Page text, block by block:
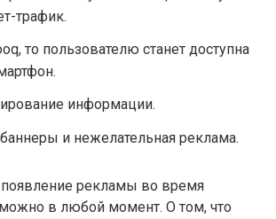
трафик.
то пользователю станет доступна
информации.
и нежелательная реклама.
появление рекламы во время
в любой момент. О том, что